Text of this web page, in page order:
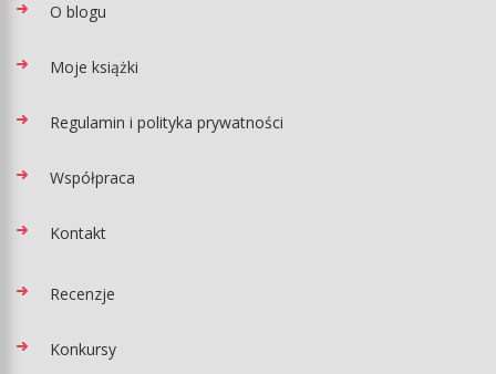
O blogu
Moje książki
Regulamin i polityka prywatności
Współpraca
Kontakt
Recenzje
Konkursy